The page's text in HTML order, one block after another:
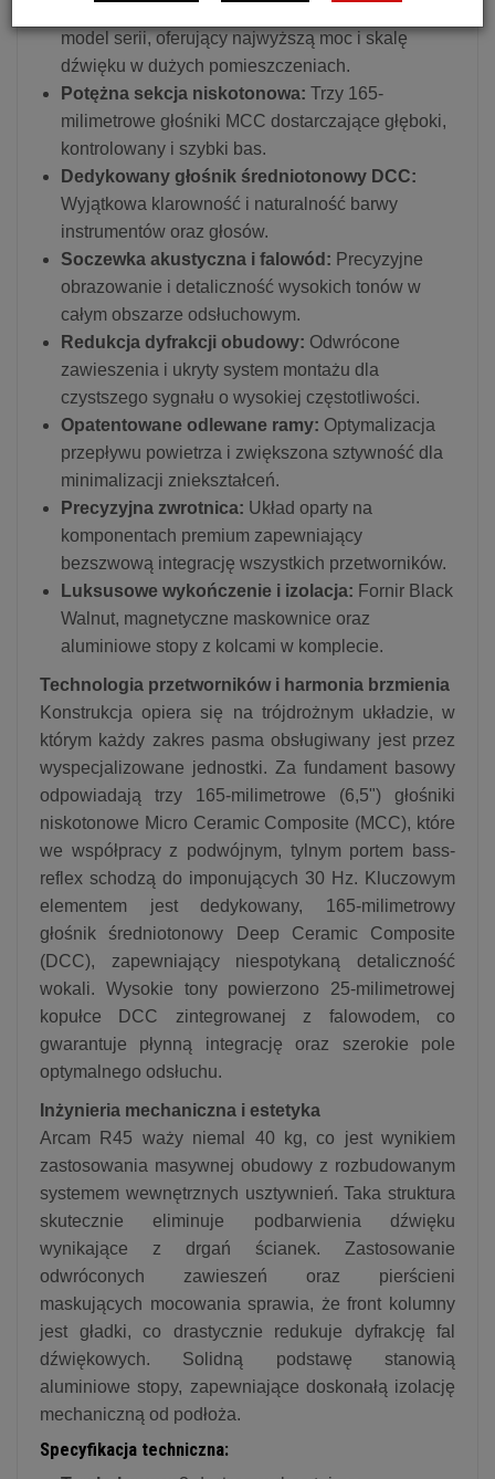
model serii, oferujący najwyższą moc i skalę
dźwięku w dużych pomieszczeniach.
Potężna sekcja niskotonowa: Trzy 165-
milimetrowe głośniki MCC dostarczające głęboki,
kontrolowany i szybki bas.
Dedykowany głośnik średniotonowy DCC:
Wyjątkowa klarowność i naturalność barwy
instrumentów oraz głosów.
Soczewka akustyczna i falowód: Precyzyjne
obrazowanie i detaliczność wysokich tonów w
całym obszarze odsłuchowym.
Redukcja dyfrakcji obudowy: Odwrócone
zawieszenia i ukryty system montażu dla
czystszego sygnału o wysokiej częstotliwości.
Opatentowane odlewane ramy: Optymalizacja
przepływu powietrza i zwiększona sztywność dla
minimalizacji zniekształceń.
Precyzyjna zwrotnica: Układ oparty na
komponentach premium zapewniający
bezszwową integrację wszystkich przetworników.
Luksusowe wykończenie i izolacja: Fornir Black
Walnut, magnetyczne maskownice oraz
aluminiowe stopy z kolcami w komplecie.
Technologia przetworników i harmonia brzmienia
Konstrukcja opiera się na trójdrożnym układzie, w
którym każdy zakres pasma obsługiwany jest przez
wyspecjalizowane jednostki. Za fundament basowy
odpowiadają trzy 165-milimetrowe (6,5") głośniki
niskotonowe Micro Ceramic Composite (MCC), które
we współpracy z podwójnym, tylnym portem bass-
reflex schodzą do imponujących 30 Hz. Kluczowym
elementem jest dedykowany, 165-milimetrowy
głośnik średniotonowy Deep Ceramic Composite
(DCC), zapewniający niespotykaną detaliczność
wokali. Wysokie tony powierzono 25-milimetrowej
kopułce DCC zintegrowanej z falowodem, co
gwarantuje płynną integrację oraz szerokie pole
optymalnego odsłuchu.
Inżynieria mechaniczna i estetyka
Arcam R45 waży niemal 40 kg, co jest wynikiem
zastosowania masywnej obudowy z rozbudowanym
systemem wewnętrznych usztywnień. Taka struktura
skutecznie eliminuje podbarwienia dźwięku
wynikające z drgań ścianek. Zastosowanie
odwróconych zawieszeń oraz pierścieni
maskujących mocowania sprawia, że front kolumny
jest gładki, co drastycznie redukuje dyfrakcję fal
dźwiękowych. Solidną podstawę stanowią
aluminiowe stopy, zapewniające doskonałą izolację
mechaniczną od podłoża.
Specyfikacja techniczna: